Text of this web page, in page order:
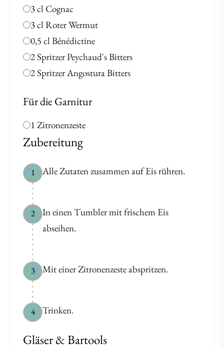
3 cl Cognac
3 cl Roter Wermut
0,5 cl Bénédictine
2 Spritzer Peychaud's Bitters
2 Spritzer Angostura Bitters
Für die Garnitur
1 Zitronenzeste
Zubereitung
1 Alle Zutaten zusammen auf Eis rühren.
2
In einen Tumbler mit frischem Eis
abseihen.
3 Mit einer Zitronenzeste abspritzen.
4 Trinken.
Gläser & Bartools